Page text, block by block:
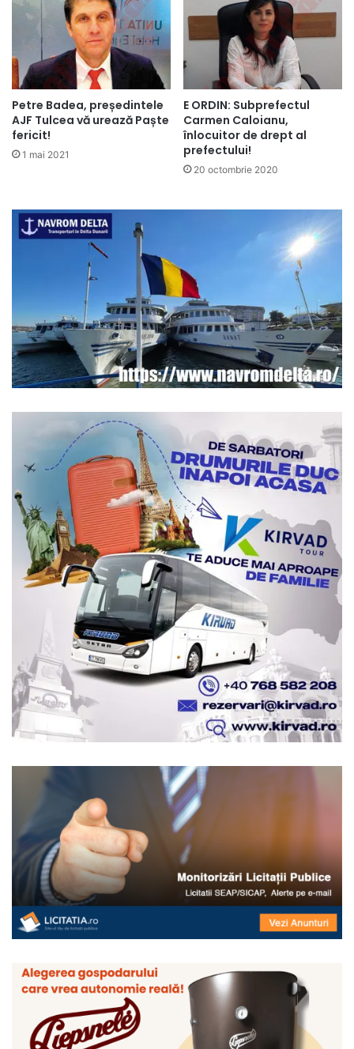
Petre Badea, președintele
AJF Tulcea vă urează Paște
fericit!
1 mai 2021
E ORDIN: Subprefectul
Carmen Caloianu,
înlocuitor de drept al
prefectului!
20 octombrie 2020